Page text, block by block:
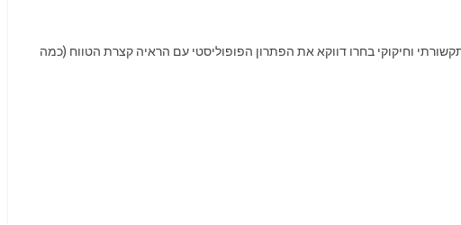
וחיקוקי בחרו דווקא את הפתרון הפופוליסטי עם הראיה קצרת הטווח (כמה